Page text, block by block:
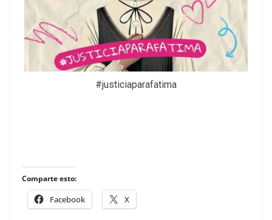
#justiciaparafatima
Comparte esto:
Facebook X